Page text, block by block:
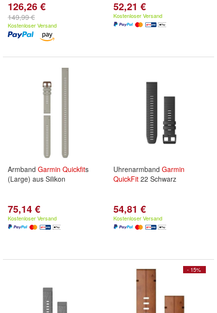
126,26 €
149,99 €
Kostenloser Versand
52,21 €
Kostenloser Versand
Armband Garmin Quickfits
(Large) aus Silikon
75,14 €
Kostenloser Versand
Uhrenarmband Garmin
QuickFit 22 Schwarz
54,81 €
Kostenloser Versand
- 15%